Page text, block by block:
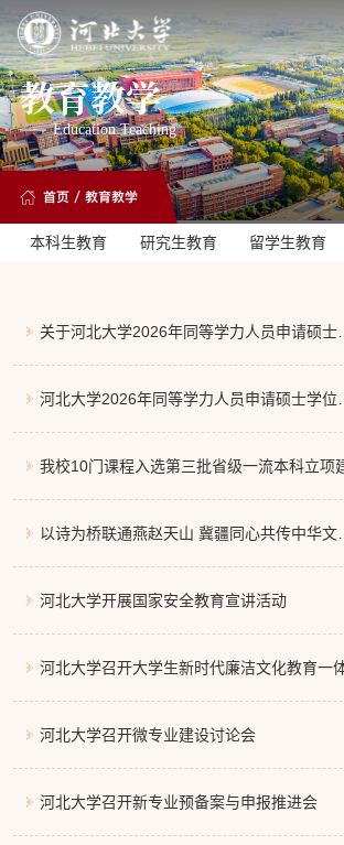
教育教学
Education Teaching
首页 /教育教学
本科生教育 研究生教育 留学生教育
关于河北大学2026年同等学力人员申请硕士学
位新增招生专业的通知
河北大学2026年同等学力人员申请硕士学位招
生简章
我校10门课程入选第三批省级一流本科立项
课程
以诗为桥联通燕赵天山 冀疆同心共传中华文脉
——第二师铁门关市“绿原杯”第三届诗词大会“
塞诗韵”高校行河北大学专场圆满举办
河北大学开展国家安全教育宣讲活动
河北大学召开大学生新时代廉洁文化教育一体
平台建设推进会
河北大学召开微专业建设讨论会
河北大学召开新专业预备案与申报推进会